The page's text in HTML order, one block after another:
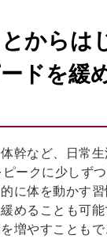
からは
ドを緩
幹など、日常
ークに少しず
に体を動かす
めることも可
増やすこともで